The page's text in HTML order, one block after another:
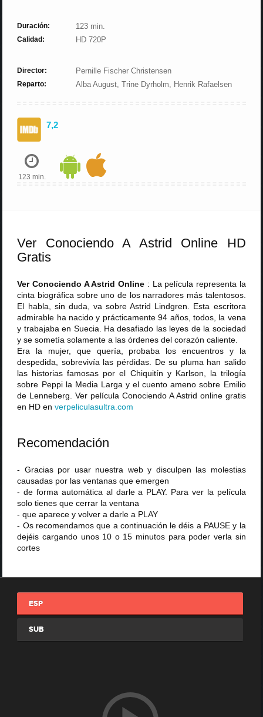
Duración: 123 min.
Calidad: HD 720P
Director: Pernille Fischer Christensen
Reparto: Alba August, Trine Dyrholm, Henrik Rafaelsen
7,2
123 min.
Ver Conociendo A Astrid Online HD
Gratis
Ver Conociendo A Astrid Online : La película representa la
cinta biográfica sobre uno de los narradores más talentosos.
El habla, sin duda, va sobre Astrid Lindgren. Esta escritora
admirable ha nacido y prácticamente 94 años, todos, la vena
y trabajaba en Suecia. Ha desafiado las leyes de la sociedad
y se sometía solamente a las órdenes del corazón caliente.
Era la mujer, que quería, probaba los encuentros y la
despedida, sobrevivía las pérdidas. De su pluma han salido
las historias famosas por el Chiquitín y Karlson, la trilogía
sobre Peppi la Media Larga y el cuento ameno sobre Emilio
de Lenneberg. Ver película Conociendo A Astrid online gratis
en HD enverpeliculasultra .com
Recomendación
- Gracias por usar nuestra web y disculpen las molestias
causadas por las ventanas que emergen
- de forma automática al darle a PLAY. Para ver la película
solo tienes que cerrar la ventana
- que aparece y volver a darle a PLAY
- Os recomendamos que a continuación le déis a PAUSE y la
dejéis cargando unos 10 o 15 minutos para poder verla sin
cortes
ESP
SUB